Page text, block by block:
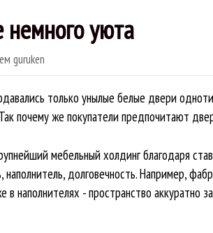
уюта
guruken
только унылые белые двери
почему же покупатели предпочитают
мебельный холдинг благодаря
долговечность. Например,
наполнителях - пространство аккуратно